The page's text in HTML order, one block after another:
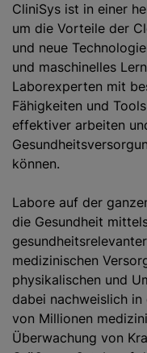
CliniSys ist in einer
um die Vorteile der
und neue
und maschinelles
Laborexperten mit
Fähigkeiten und
effektiver arbeiten
können.
Labore auf der
die Gesundheit
medizinischen
physikalischen und
dabei nachweislich
von Millionen
Überwachung von